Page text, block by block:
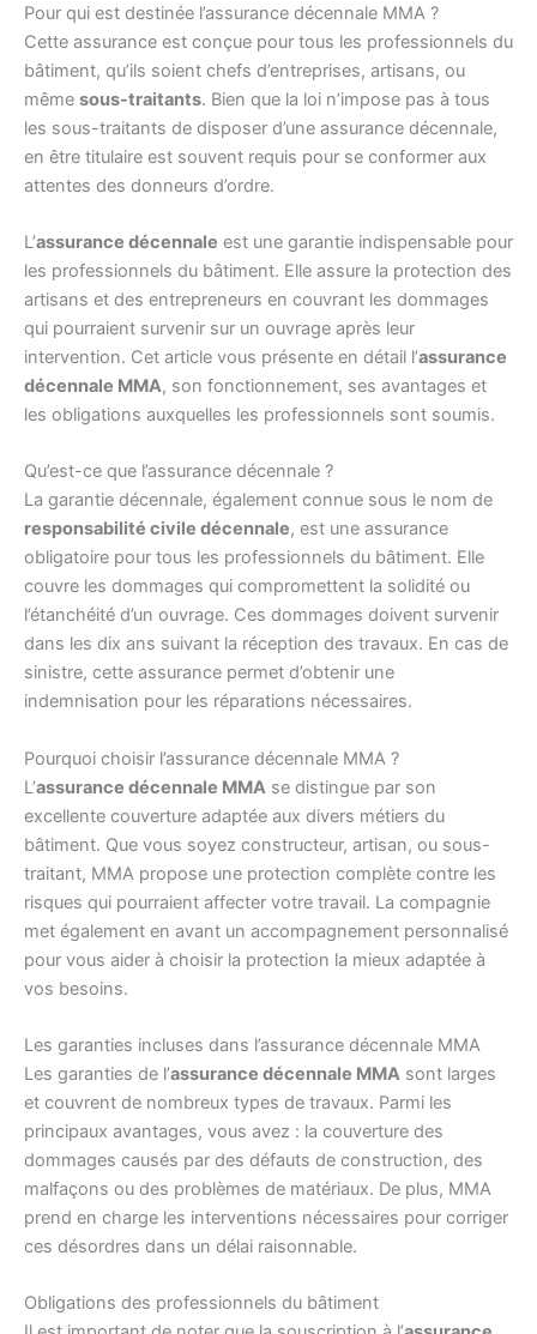
Pour qui est destinée l’assurance décennale MMA ?
Cette assurance est conçue pour tous les professionnels du
bâtiment, qu’ils soient chefs d’entreprises, artisans, ou
même sous-traitants. Bien que la loi n’impose pas à tous
les sous-traitants de disposer d’une assurance décennale,
en être titulaire est souvent requis pour se conformer aux
attentes des donneurs d’ordre.
L’assurance décennale est une garantie indispensable pour
les professionnels du bâtiment. Elle assure la protection des
artisans et des entrepreneurs en couvrant les dommages
qui pourraient survenir sur un ouvrage après leur
intervention. Cet article vous présente en détail l’assurance
décennale MMA, son fonctionnement, ses avantages et
les obligations auxquelles les professionnels sont soumis.
Qu’est-ce que l’assurance décennale ?
La garantie décennale, également connue sous le nom de
responsabilité civile décennale, est une assurance
obligatoire pour tous les professionnels du bâtiment. Elle
couvre les dommages qui compromettent la solidité ou
l’étanchéité d’un ouvrage. Ces dommages doivent survenir
dans les dix ans suivant la réception des travaux. En cas de
sinistre, cette assurance permet d’obtenir une
indemnisation pour les réparations nécessaires.
Pourquoi choisir l’assurance décennale MMA ?
L’assurance décennale MMA se distingue par son
excellente couverture adaptée aux divers métiers du
bâtiment. Que vous soyez constructeur, artisan, ou sous-
traitant, MMA propose une protection complète contre les
risques qui pourraient affecter votre travail. La compagnie
met également en avant un accompagnement personnalisé
pour vous aider à choisir la protection la mieux adaptée à
vos besoins.
Les garanties incluses dans l’assurance décennale MMA
Les garanties de l’assurance décennale MMA sont larges
et couvrent de nombreux types de travaux. Parmi les
principaux avantages, vous avez : la couverture des
dommages causés par des défauts de construction, des
malfaçons ou des problèmes de matériaux. De plus, MMA
prend en charge les interventions nécessaires pour corriger
ces désordres dans un délai raisonnable.
Obligations des professionnels du bâtiment